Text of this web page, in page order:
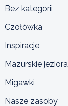
Bez kategorii
Czołówka
Inspiracje
Mazurskie jeziora
Migawki
Nasze zasoby